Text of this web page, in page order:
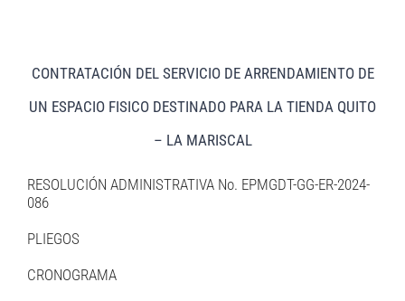
CONTRATACIÓN DEL SERVICIO DE ARRENDAMIENTO DE
UN ESPACIO FISICO DESTINADO PARA LA TIENDA QUITO
– LA MARISCAL
RESOLUCIÓN ADMINISTRATIVA No. EPMGDT-GG-ER-2024-
086
PLIEGOS
CRONOGRAMA